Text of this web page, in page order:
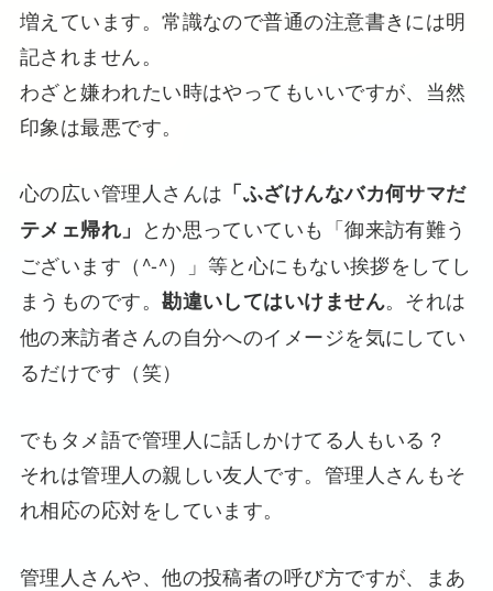
増えています。常識なので普通の注意書きには明
記されません。
わざと嫌われたい時はやってもいいですが、当然
印象は最悪です。
心の広い管理人さんは 「ふざけんなバカ何サマだ
テメェ帰れ」 とか思っていていも「御来訪有難う
ございます（^-^）」等と心にもない挨拶をしてし
まうものです。勘違いしてはいけません。それは
他の来訪者さんの自分へのイメージを気にしてい
るだけです（笑）
でもタメ語で管理人に話しかけてる人もいる？
それは管理人の親しい友人です。管理人さんもそ
れ相応の応対をしています。
管理人さんや、他の投稿者の呼び方ですが、まあ